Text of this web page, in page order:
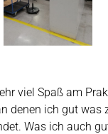
viel Spaß am
denen ich gut
Was ich auch